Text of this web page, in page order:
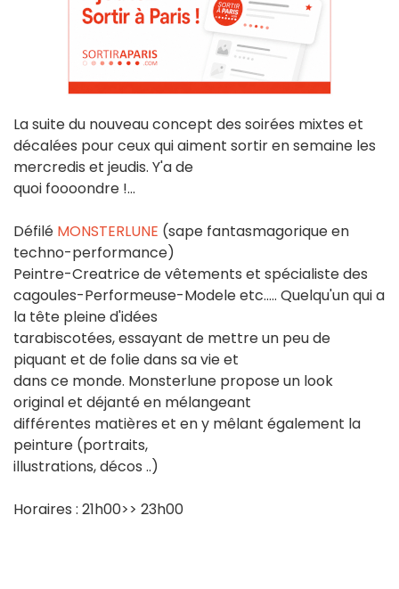
La suite du nouveau concept des soirées mixtes et
décalées pour ceux qui aiment sortir en semaine les
mercredis et jeudis. Y'a de
quoi foooondre !...
Défilé MONSTERLUNE (sape fantasmagorique en
techno-performance)
Peintre-Creatrice de vêtements et spécialiste des
cagoules-Performeuse-Modele etc..... Quelqu'un qui a
la tête pleine d'idées
tarabiscotées, essayant de mettre un peu de
piquant et de folie dans sa vie et
dans ce monde. Monsterlune propose un look
original et déjanté en mélangeant
différentes matières et en y mêlant également la
peinture (portraits,
illustrations, décos ..)
Horaires : 21h00>> 23h00